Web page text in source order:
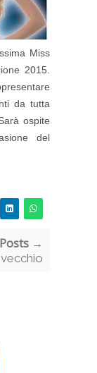
Miss
2015.
da tutta
ospite
del
→